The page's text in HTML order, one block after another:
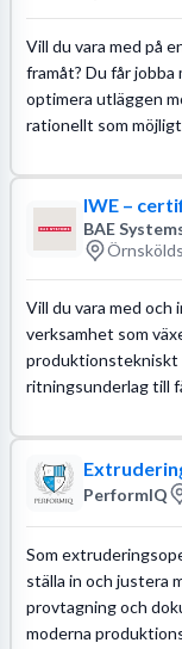
Vill du vara med på
framåt? Du får
optimera utläggen
rationellt som
IWE –
BAE
Vill du vara med
verksamhet som
produktionstekniskt
ritningsunderlag till
PerformIQ
Som
ställa in och justera
provtagning och
moderna